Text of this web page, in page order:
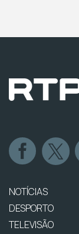
NOTÍCIAS
DESPORTO
TELEVISÃO